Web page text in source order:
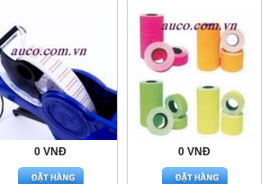
0 VNĐ 0 VNĐ